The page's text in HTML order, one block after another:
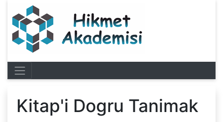
Kitap'i Dogru Tanimak